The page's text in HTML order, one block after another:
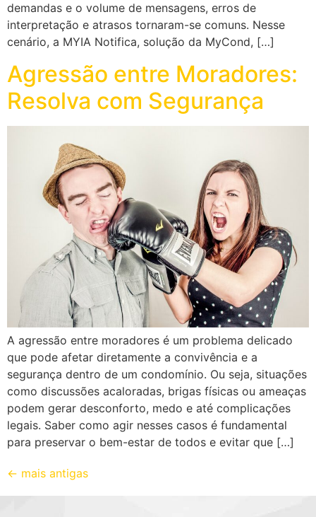
demandas e o volume de mensagens, erros de
interpretação e atrasos tornaram-se comuns. Nesse
cenário, a MYIA Notifica, solução da MyCond, […]
Agressão entre Moradores:
Resolva com Segurança
A agressão entre moradores é um problema delicado
que pode afetar diretamente a convivência e a
segurança dentro de um condomínio. Ou seja, situações
como discussões acaloradas, brigas físicas ou ameaças
podem gerar desconforto, medo e até complicações
legais. Saber como agir nesses casos é fundamental
para preservar o bem-estar de todos e evitar que […]
← mais antigas